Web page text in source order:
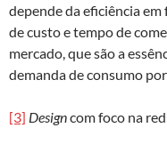
depende da eficiência
de custo e tempo de
mercado, que são a
demanda de consumo
[3] Designcom foco na